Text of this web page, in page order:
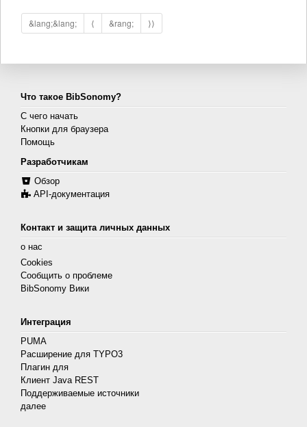
&lang;&lang; ⟨ &rang; ⟩⟩
Что такое BibSonomy?
С чего начать
Кнопки для браузера
Помощь
Разработчикам
Обзор
API-документация
Контакт и защита личных данных
о нас
Cookies
Сообщить о проблеме
BibSonomy Вики
Интеграция
PUMA
Расширение для TYPO3
Плагин для
Клиент Java REST
Поддерживаемые источники
далее